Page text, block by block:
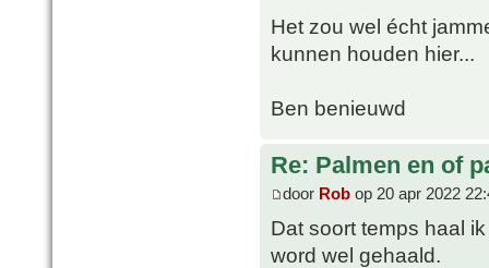
Het zou wel écht
kunnen houden hier...
Ben benieuwd
Re: Palmen en of
door Rob op 20 apr 2022
Dat soort temps haal
word wel gehaald.